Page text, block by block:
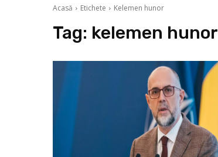
Acasă Etichete Kelemen hunor
Tag: kelemen hunor